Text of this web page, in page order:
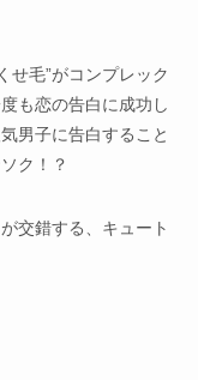
せ毛”がコンプレック
も恋の告白に成功し
男子に告白すること
ク！？
交錯する、キュート